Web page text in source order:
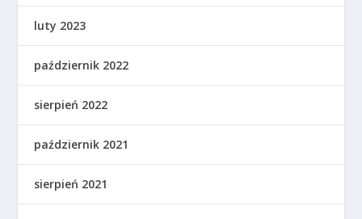
luty 2023
październik 2022
sierpień 2022
październik 2021
sierpień 2021